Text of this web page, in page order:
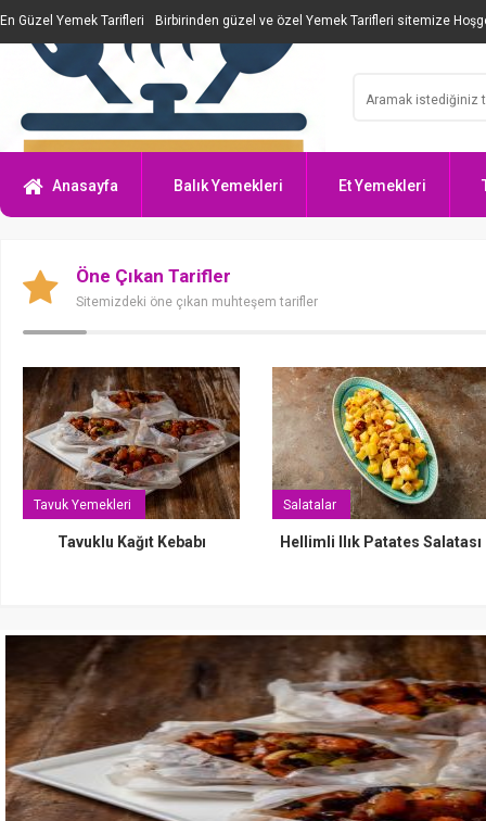
En Güzel Yemek Tarifleri Birbirinden güzel ve özel Yemek Tarifleri sitemize
Anasayfa Balık Yemekleri Et Yemekleri
Öne Çıkan Tarifler
Sitemizdeki öne çıkan muhteşem tarifler
Tavuk Yemekleri
Tavuklu Kağıt Kebabı
Salatalar
Hellimli Ilık Patates Salatası